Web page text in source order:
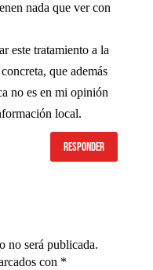
nada que ver con
este tratamiento a la
que además
no es en mi opinión
local.
Responder
no será publicada.
con *